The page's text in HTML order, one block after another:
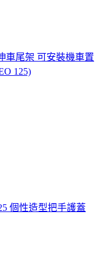
車尾架 可安裝機車置
125)
個性造型把手護蓋